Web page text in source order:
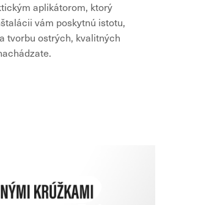
aplikátorom, ktorý
vám poskytnú istotu,
tvorbu ostrých, kvalitných